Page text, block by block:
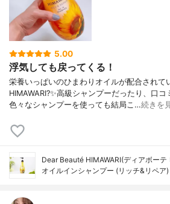
5.00
浮気しても戻ってくる！
栄養いっぱいのひまわりオイルが配合されて
HIMAWARI?✨高級シャンプーだったり、口
色々なシャンプーを使っても結局こ…続きを
Dear Beauté HIMAWARI(ディアボーテ
オイルインシャンプー (リッチ&リペア)